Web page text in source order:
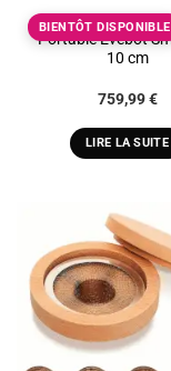
BIENTÔT DISPONIBLE
Imprimante
Portable Evebot
10 cm
759,99€
LIRE LA SUITE